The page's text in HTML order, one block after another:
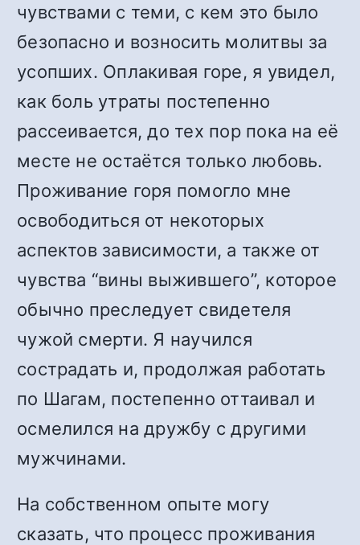
чувствами с теми, с кем это было
безопасно и возносить молитвы за
усопших. Оплакивая горе, я увидел,
как боль утраты постепенно
рассеивается, до тех пор пока на её
месте не остаётся только любовь.
Проживание горя помогло мне
освободиться от некоторых
аспектов зависимости, а также от
чувства “вины выжившего”, которое
обычно преследует свидетеля
чужой смерти. Я научился
сострадать и, продолжая работать
по Шагам, постепенно оттаивал и
осмелился на дружбу с другими
мужчинами.
На собственном опыте могу
сказать, что процесс проживания